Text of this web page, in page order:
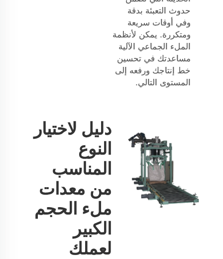
حدوث التعبئة بدقة
وفي أوقات سريعة
ومتكررة. يمكن لأنظمة
الملء الجماعي الآلية
مساعدتك في تحسين
خط إنتاجك ورفعه إلى
المستوى التالي.
دليل لاختيار
النوع
المناسب
من معدات
ملء الحجم
الكبير
لعملك